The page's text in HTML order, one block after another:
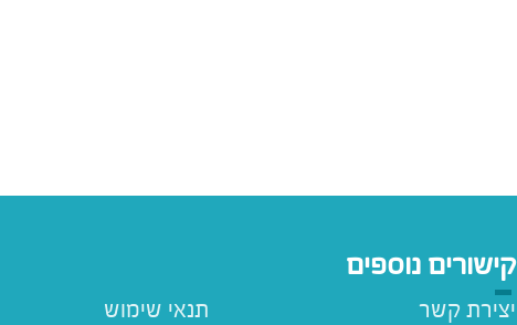
קישורים נוספים
תנאי שימוש
יצירת קשר